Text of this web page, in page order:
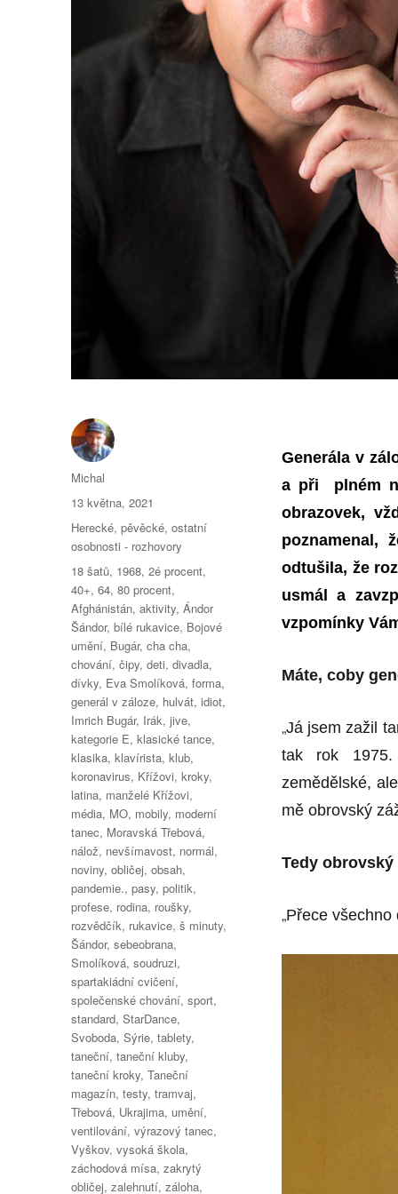
Generála v
a při plném
obrazovek,
poznamenal,
odtušila, že
usmál a
vzpomínky
Máte, coby
„Já jsem zažil
tak rok
zemědělské,
mě obrovský
Tedy
„Přece všechno
Autor:
Michal
Publikováno:
13 května, 2021
Rubriky:
Herecké, pěvěcké, ostatní
osobnosti - rozhovory
Štítky:
18 šatů, 1968,2é procent,
40+,64,80 procent,
Afghánistán,aktivity,Ándor
Šándor,bílé rukavice, Bojové
umění, Bugár,cha cha,
chování,čipy,deti,divadla,
dívky, Eva Smolíková,forma,
generál v záloze, hulvát,idiot,
Imrich Bugár, Irák,jive,
kategorie E,klasické tance,
klasika,klavírista,klub,
koronavirus, Křížovi,kroky,
latina, manželé Křížovi,
média, MO, mobily, moderní
tanec, Moravská Třebová,
nálož, nevšímavost, normál,
noviny,obličej,obsah,
pandemie.,pasy,politik,
profese, rodina, roušky,
rozvědčík, rukavice,š minuty,
Šándor,sebeobrana,
Smolíková,soudruzi,
spartakiádní cvičení,
společenské chování,sport,
standard,StarDance,
Svoboda,Sýrie,tablety,
taneční,taneční kluby,
taneční kroky,Taneční
magazín,testy,tramvaj,
Třebová, Ukrajima, umění,
ventilování,výrazový tanec,
Vyškov,vysoká škola,
záchodová mísa,zakrytý
obličej,zalehnutí,záloha,